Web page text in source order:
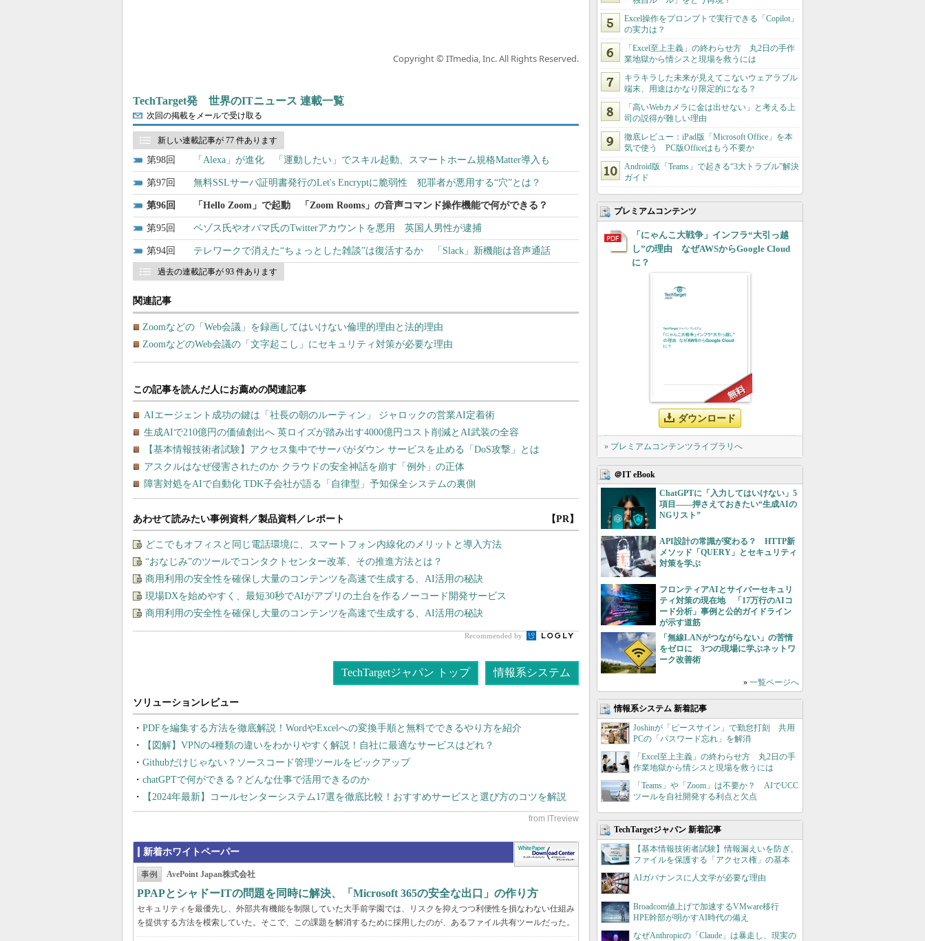
Copyright © ITmedia, Inc. All Rights Reserved.
TechTarget発 世界のITニュース 連載一覧
次回の掲載をメールで受け取る
新しい連載記事が 77 件あります
98 「Alexa」が進化 「運動したい」でスキル起動、スマートホーム規格Matter導入も
97 無料SSLサーバ証明書発行のLet's Encryptに脆弱性 犯罪者が悪用する“穴”とは？
96 「Hello Zoom」で起動 「Zoom Rooms」の音声コマンド操作機能で何ができる？
95 ベゾス氏やオバマ氏のTwitterアカウントを悪用 英国人男性が逮捕
94 テレワークで消えた“ちょっとした雑談”は復活するか 「Slack」新機能は音声通話
過去の連載記事が 93 件あります
関連記事
Zoomなどの「Web会議」を録画してはいけない倫理的理由と法的理由
ZoomなどのWeb会議の「文字起こし」にセキュリティ対策が必要な理由
あわせて読みたい事例資料／製品資料／レポート 【PR】
どこでもオフィスと同じ電話環境に、スマートフォン内線化のメリットと導入方法
“おなじみ”のツールでコンタクトセンター改革、その推進方法とは？
商用利用の安全性を確保し大量のコンテンツを高速で生成する、AI活用の秘訣
現場DXを始めやすく、最短30秒でAIがアプリの土台を作るノーコード開発サービス
商用利用の安全性を確保し大量のコンテンツを高速で生成する、AI活用の秘訣
Recommended by
TechTargetジャパン トップ 情報系システム
PDFを編集する方法を徹底解説！WordやExcelへの変換手順と無料でできるやり方を紹介
【図解】VPNの4種類の違いをわかりやすく解説！自社に最適なサービスはどれ？
Githubだけじゃない？ソースコード管理ツールをピックアップ
chatGPTで何ができる？どんな仕事で活用できるのか
【2024年最新】コールセンターシステム17選を徹底比較！おすすめサービスと選び方のコツを解説
新着ホワイトペーパー
事例 AvePoint Japan株式会社
PPAPとシャドーITの問題を同時に解決、「Microsoft 365の安全な出口」の作り方
セキュリティを最優先し、外部共有機能を制限していた大手前学園では、リスクを抑えつつ利便性を損なわない仕組み
を提供する方法を模索していた。そこで、この課題を解消するために採用したのが、あるファイル共有ツールだった。
Excel操作をプロンプトで実行できる「Copilot」
の実力は？
「Excel至上主義」の終わらせ方 丸2日の手作
業地獄から情シスと現場を救うには
キラキラした未来が見えてこないウェアラブル
端末、用途はかなり限定的になる？
「高いWebカメラに金は出せない」と考える上
司の説得が難しい理由
徹底レビュー：iPad版「Microsoft Office」を本
気で使う PC版Officeはもう不要か
Android版「Teams」で起きる“3大トラブル”解決
ガイド
プレミアムコンテンツ
「にゃんこ大戦争」インフラ“大引っ越
し”の理由 なぜAWSからGoogle Cloud
に？
ダウンロード
» プレミアムコンテンツライブラリへ
＠IT eBook
ChatGPTに「入力してはいけない」5
項目――押さえておきたい“生成AIの
NGリスト”
API設計の常識が変わる？ HTTP新
メソッド「QUERY」とセキュリティ
対策を学ぶ
フロンティアAIとサイバーセキュリ
ティ対策の現在地 「17万行のAIコ
ード分析」事例と公的ガイドライン
が示す道筋
「無線LANがつながらない」の苦情
をゼロに 3つの現場に学ぶネットワ
ーク改善術
» 一覧ページへ
情報系システム 新着記事
Joshinが「ピースサイン」で勤怠打刻 共用
PCの「パスワード忘れ」を解消
「Excel至上主義」の終わらせ方 丸2日の手
作業地獄から情シスと現場を救うには
「Teams」や「Zoom」は不要か？ AIでUCC
ツールを自社開発する利点と欠点
TechTargetジャパン 新着記事
【基本情報技術者試験】情報漏えいを防ぎ、
ファイルを保護する「アクセス権」の基本
AIガバナンスに人文学が必要な理由
Broadcom値上げで加速するVMware移行
HPE幹部が明かすAI時代の備え
なぜAnthropicの「Claude」は暴走し、現実の